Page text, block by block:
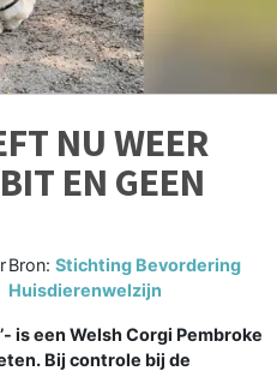
NU WEER
EN GEEN
Bron: Stichting Bevordering
Huisdierenwelzijn
is een Welsh Corgi Pembroke
Bij controle bij de